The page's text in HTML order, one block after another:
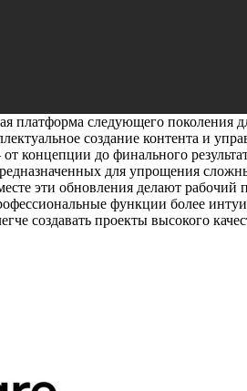
платформа следующего поколения
создание контента и
концепции до финального
для упрощения
эти обновления делают рабочий
функции более
создавать проекты высокого